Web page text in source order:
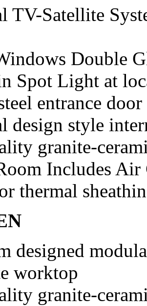
TV-Satellite
Double
Spot Light at
entrance door
design style
granite-
Includes
thermal
designed
worktop
granite-